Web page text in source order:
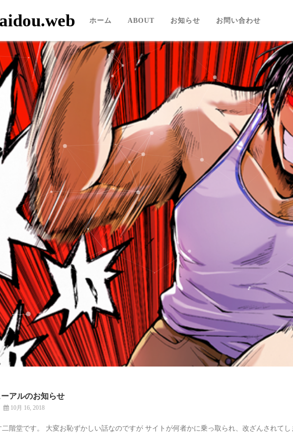
ホーム ABOUT お知らせ お問い合わせ
アルのお知らせ
10月 16, 2018
二階堂です。 大変お恥ずかしい話なのですが サイトが何者かに乗っ取られ、改ざんされてし